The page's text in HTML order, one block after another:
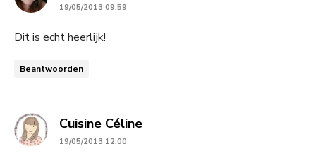
19/05/2013 09:59
Dit is echt heerlijk!
Beantwoorden
Cuisine Célinesays:
19/05/2013 12:00